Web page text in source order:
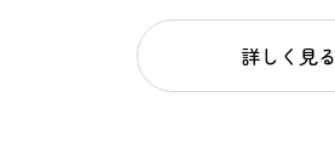
詳しく見る